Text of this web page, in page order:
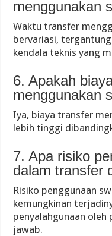
menggunakan
Waktu transfer
bervariasi,
kendala teknis yang
6. Apakah
menggunakan
Iya, biaya transfer
lebih tinggi
7. Apa risiko
dalam transfer
Risiko penggunaan
kemungkinan
penyalahgunaan
jawab.